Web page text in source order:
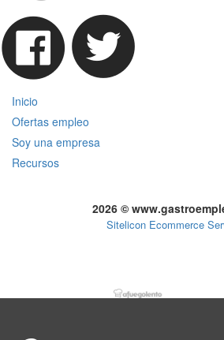
Inicio
Ofertas empleo
Soy una empresa
Recursos
2026 ©
Sitelicon Ecommerce